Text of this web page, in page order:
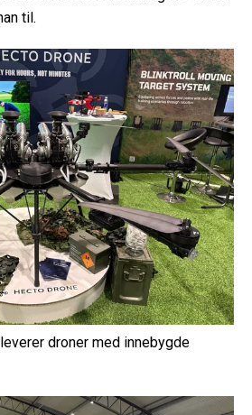
til.
droner med innebygde